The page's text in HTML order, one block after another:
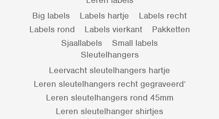
Big labels
Labels hartje
Labels recht
Labels rond
Labels vierkant
Pakketten
Sjaallabels
Small labels
Sleutelhangers
Leervacht sleutelhangers hartje
Leren sleutelhangers recht gegraveerd’
Leren sleutelhangers rond 45mm
Leren sleutelhanger shirtjes